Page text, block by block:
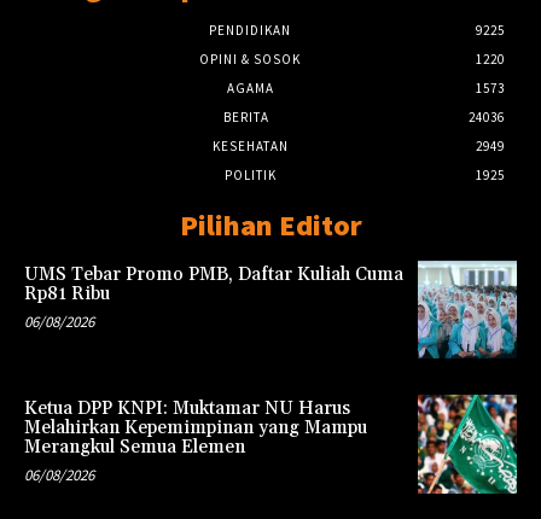
PENDIDIKAN
9225
OPINI & SOSOK
1220
AGAMA
1573
BERITA
24036
KESEHATAN
2949
POLITIK
1925
Pilihan Editor
UMS Tebar Promo PMB, Daftar Kuliah Cuma
Rp81 Ribu
06/08/2026
Ketua DPP KNPI: Muktamar NU Harus
Melahirkan Kepemimpinan yang Mampu
Merangkul Semua Elemen
06/08/2026